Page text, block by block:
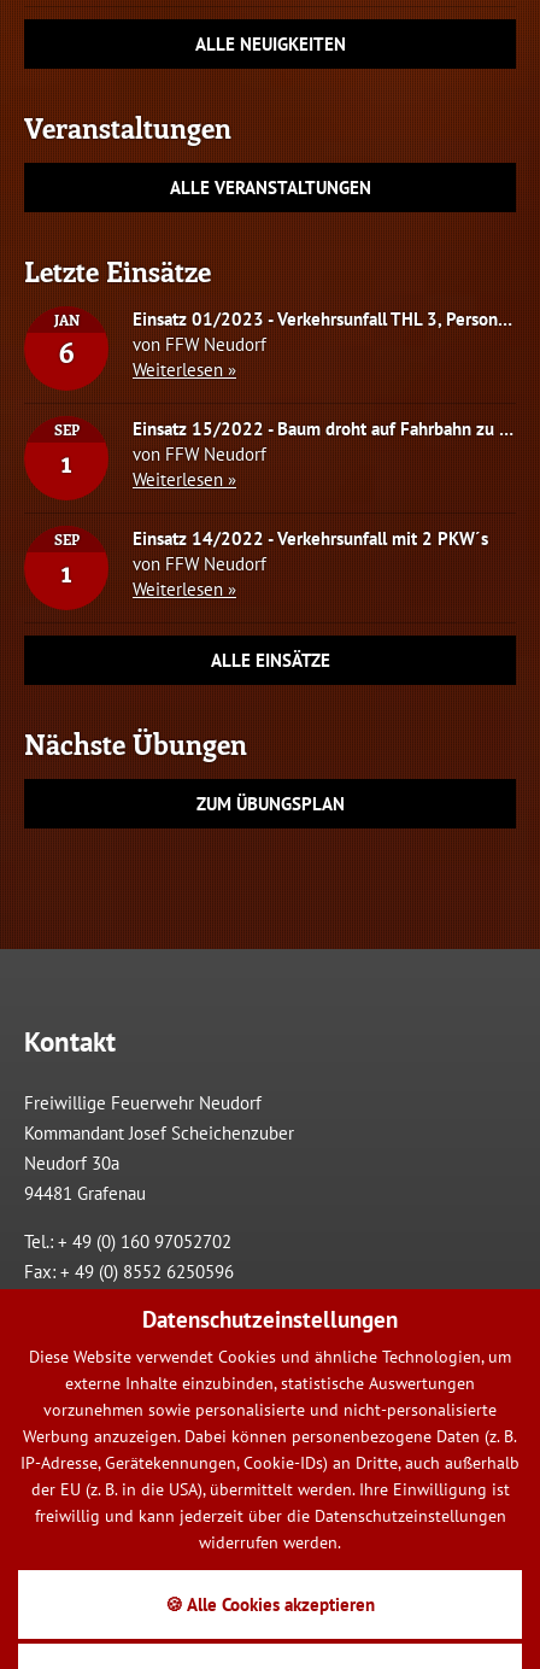
Datenschutzeinstellungen
Diese Website verwendet Cookies und ähnliche Technologien, um
externe Inhalte einzubinden, statistische Auswertungen
vorzunehmen sowie personalisierte und nicht-personalisierte
Werbung anzuzeigen. Dabei können personenbezogene Daten (z. B.
IP-Adresse, Gerätekennungen, Cookie-IDs) an Dritte, auch außerhalb
der EU (z. B. in die USA), übermittelt werden. Ihre Einwilligung ist
freiwillig und kann jederzeit über die Datenschutzeinstellungen
widerrufen werden.
🍪 Alle Cookies akzeptieren
ALLE NEUIGKEITEN
Veranstaltungen
ALLE VERANSTALTUNGEN
Letzte Einsätze
JAN
6
Einsatz 01/2023 - Verkehrsunfall THL 3, Person eingeklemmt
von FFW Neudorf
Weiterlesen »
SEP
1
Einsatz 15/2022 - Baum droht auf Fahrbahn zu stürzen
von FFW Neudorf
Weiterlesen »
SEP
1
Einsatz 14/2022 - Verkehrsunfall mit 2 PKW´s
von FFW Neudorf
Weiterlesen »
ALLE EINSÄTZE
Nächste Übungen
ZUM ÜBUNGSPLAN
Kontakt
Freiwillige Feuerwehr Neudorf
Kommandant Josef Scheichenzuber
Neudorf 30a
94481 Grafenau
Tel.: + 49 (0) 160 97052702‬
Fax: + 49 (0) 8552 6250596
info@ffneudorf.de
Impressum·Cookies·Datenschutz
Schnell am Ziel
Jugendübungsplan